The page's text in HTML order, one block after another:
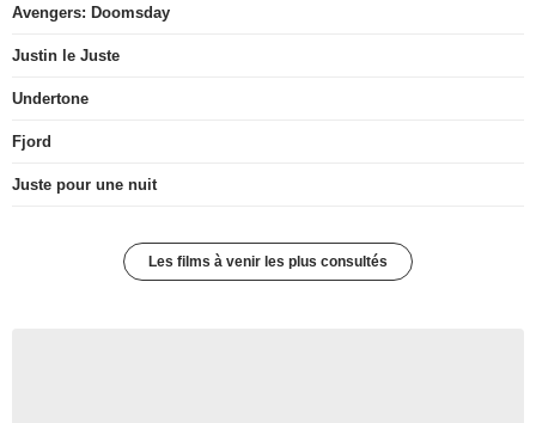
Avengers: Doomsday
Justin le Juste
Undertone
Fjord
Juste pour une nuit
Les films à venir les plus consultés